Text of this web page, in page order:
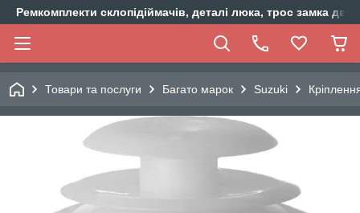
Ремкомплекти склопідіймачів, деталі люка, трос замка
Товари та послуги Багато марок Suzuki